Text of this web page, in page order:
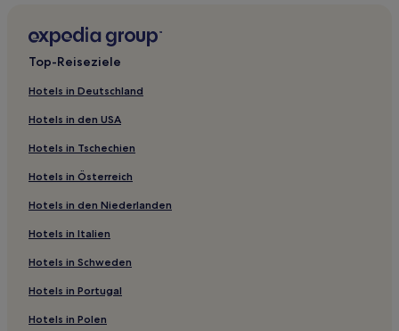
Částkov Hotels
Nedachlebice Hotels
Veletiny Hotels
Svárov Hotels
Otrokovice Hotels
Karlovice Hotels
Březolupy Hotels
Huštěnovice Hotels
Hotels nahe Bahnhof Zlin-Malenovice Zastavka
Šarovy Hotels
Napajedla Hotels
Top-Reiseziele
Hotels in Deutschland
Hotels in den USA
Hotels in Tschechien
Hotels in Österreich
Hotels in den Niederlanden
Hotels in Italien
Hotels in Schweden
Hotels in Portugal
Hotels in Polen